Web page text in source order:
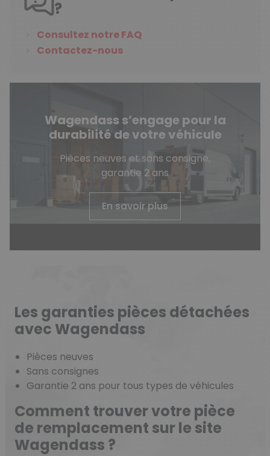
?
Consultez notre FAQ
Contactez-nous
Wagendass s’engage pour la
durabilité de votre véhicule
Pièces neuves et sans consigne,
garantie 2 ans
En savoir plus
Les garanties pièces détachées
avec Wagendass
Pièces neuves
Sans consignes
Garantie 2 ans pour tous types de véhicules
Comment trouver votre pièce
de remplacement sur le site
Wagendass ?